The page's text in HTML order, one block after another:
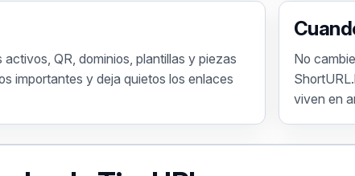
QR, dominios, plantillas y piezas
importantes y deja quietos los enlaces
No
viven en